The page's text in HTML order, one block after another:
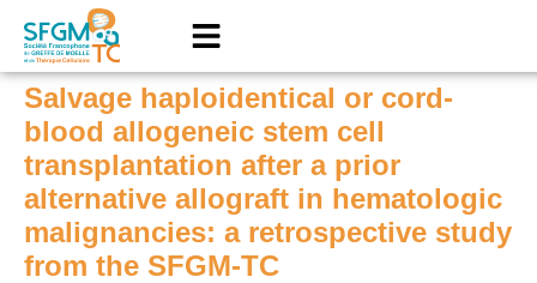
Salvage haploidentical or cord-
blood allogeneic stem cell
transplantation after a prior
alternative allograft in hematologic
malignancies: a retrospective study
from the SFGM-TC